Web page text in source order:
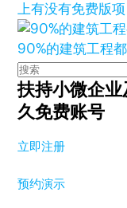
上有没有免费版
90%的建筑工程
扶持小微企
久免费账号
立即注册
预约演示